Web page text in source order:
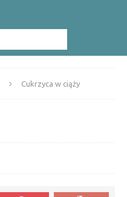
Cukrzyca w ciąży